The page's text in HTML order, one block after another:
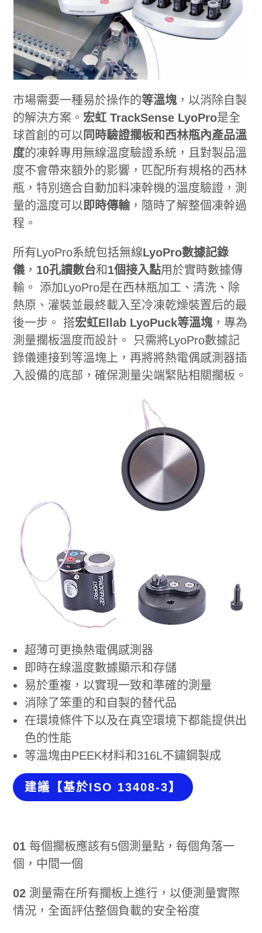
市場需要一種易於操作的等溫塊，以消除自製
的解決方案。 宏虹 TrackSense LyoPro是全
球首創的可以 同時驗證擱板和西林瓶內產品溫
度的凍幹專用無線溫度驗證系統，且對製品溫
度不會帶來額外的影響，匹配所有規格的西林
瓶，特別適合自動加料凍幹機的溫度驗證，測
量的溫度可以即時傳輸，隨時了解整個凍幹過
程。
所有LyoPro系統包括無線LyoPro數據記錄
儀， 10孔讀數台和1個接入點用於實時數據傳
輸。 添加LyoPro是在西林瓶加工、清洗、除
熱原、灌裝並最終載入至冷凍乾燥裝置后的最
後一步。 搭宏虹Ellab LyoPuck等溫塊，專為
測量擱板溫度而設計。 只需將LyoPro數據記
錄儀連接到等溫塊上，再將將熱電偶感測器插
入設備的底部，確保測量尖端緊貼相關擱板。
超薄可更換熱電偶感測器
即時在線溫度數據顯示和存儲
易於重複，以實現一致和準確的測量
消除了笨重的和自製的替代品
在環境條件下以及在真空環境下都能提供出
色的性能
等溫塊由PEEK材料和316L不鏽鋼製成
建議【基於ISO 13408-3】
01 每個擱板應該有5個測量點，每個角落一
個，中間一個
02 測量需在所有擱板上進行，以便測量實際
情況，全面評估整個負載的安全裕度